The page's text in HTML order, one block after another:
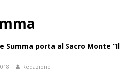
Summa porta al Sacro Monte “Il
Redazione